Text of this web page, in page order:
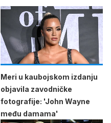
Meri u kaubojskom izdanju
objavila zavodničke
fotografije: 'John Wayne
među damama'